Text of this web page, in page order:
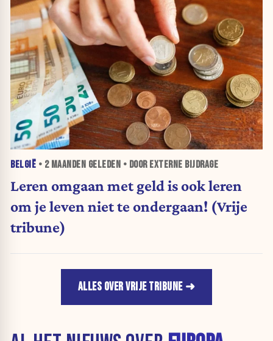
BELGIË • 2 MAANDEN GELEDEN • DOOR EXTERNE BIJDRAGE
Leren omgaan met geld is ook leren
om je leven niet te ondergaan! (Vrije
tribune)
ALLES OVER VRIJE TRIBUNE